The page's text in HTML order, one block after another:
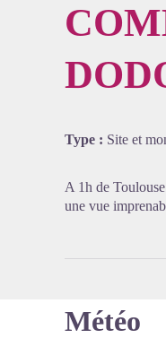
Type : Site et
A 1h de
une vue
Météo